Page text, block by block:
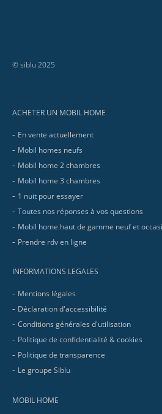
© siblu 2025
ACHETER UN MOBIL HOME
En vente actuellement
Mobil homes neufs
Mobil home 2 chambres
Mobil home 3 chambres
1 nuit pour essayer
Toutes nos réponses à vos questions
Mobil home haut de gamme neuf et
Prendre rdv en ligne
INFORMATIONS LEGALES
Mentions légales
Déclaration d'accessibilité
Conditions générales d'utilisation
Politique de confidentialité & cookies
Politique de transparence
Le groupe Siblu
MOBIL HOME